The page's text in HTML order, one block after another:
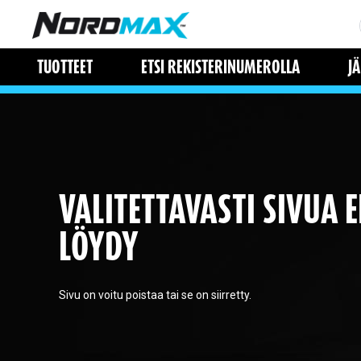
TUOTTEET ETSI REKISTERINUMEROLLA
VALITETTAVASTI SIVUA
LÖYDY
Sivu on voitu poistaa tai se on siirretty.